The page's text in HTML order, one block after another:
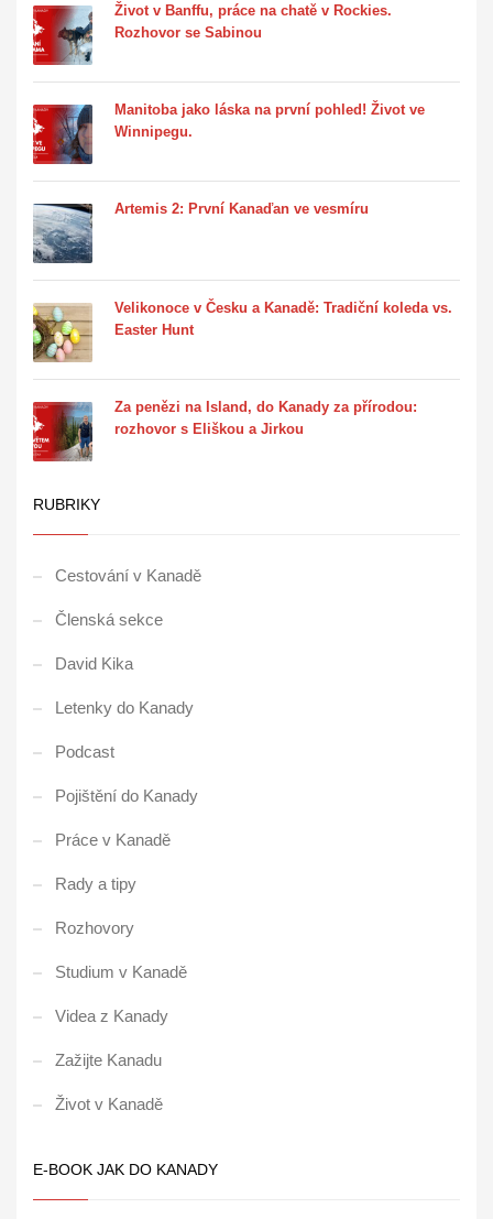
Život v Banffu, práce na chatě v Rockies.
Rozhovor se Sabinou
Manitoba jako láska na první pohled! Život ve
Winnipegu.
Artemis 2: První Kanaďan ve vesmíru
Velikonoce v Česku a Kanadě: Tradiční koleda vs.
Easter Hunt
Za penězi na Island, do Kanady za přírodou:
rozhovor s Eliškou a Jirkou
RUBRIKY
Cestování v Kanadě
Členská sekce
David Kika
Letenky do Kanady
Podcast
Pojištění do Kanady
Práce v Kanadě
Rady a tipy
Rozhovory
Studium v Kanadě
Videa z Kanady
Zažijte Kanadu
Život v Kanadě
E-BOOK JAK DO KANADY